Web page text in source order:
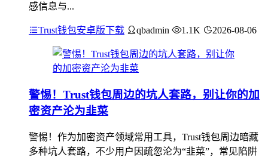
感信息与...
Trust钱包安卓版下载 qbadmin 1.1K 2026-08-06
警惕！Trust钱包周边的坑人套路，别让你的加
密资产沦为韭菜
警惕！作为加密资产领域常用工具，Trust钱包周边暗藏
多种坑人套路，不少用户因疏忽沦为“韭菜”，常见陷阱